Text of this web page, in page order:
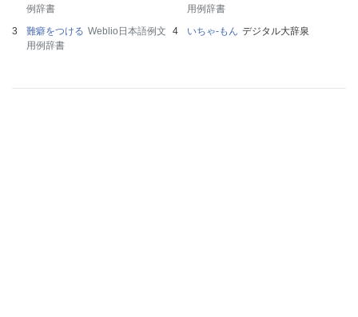
例辞書
用例辞書
難癖をつける Weblio日本語例文
用例辞書
いちゃ‐もん デジタル大辞泉